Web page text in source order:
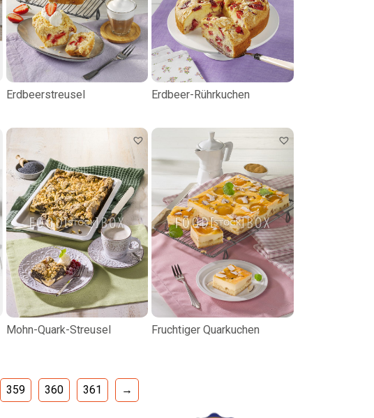
Erdbeerstreusel Erdbeer-Rührkuchen
Mohn-Quark-Streusel Fruchtiger Quarkuchen
359 360 361 →